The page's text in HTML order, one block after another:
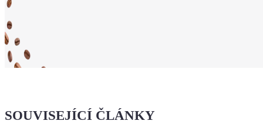
že jsi Maker!
SOUVISEJÍCÍ ČLÁNKY